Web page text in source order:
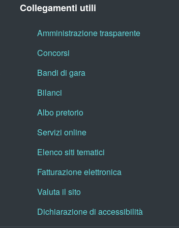
Collegamenti utili
Amministrazione trasparente
Concorsi
Bandi di gara
Bilanci
Albo pretorio
Servizi online
Elenco siti tematici
Fatturazione elettronica
Valuta il sito
Dichiarazione di accessibilità